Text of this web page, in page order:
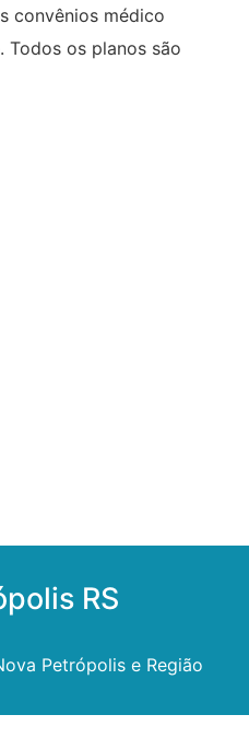
convênios médico
Todos os planos são
RS
Petrópolis e Região